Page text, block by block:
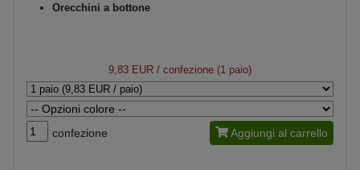
Orecchini a bottone
9,83 EUR / confezione (1 paio)
confezione Aggiungi al carrello